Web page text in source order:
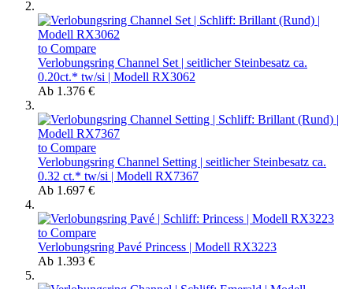
to Compare
Verlobungsring Channel Set | seitlicher Steinbesatz ca.
0.20ct.* tw/si | Modell RX3062
Ab 1.376 €
to Compare
Verlobungsring Channel Setting | seitlicher Steinbesatz ca.
0.32 ct.* tw/si | Modell RX7367
Ab 1.697 €
to Compare
Verlobungsring Pavé Princess | Modell RX3223
Ab 1.393 €